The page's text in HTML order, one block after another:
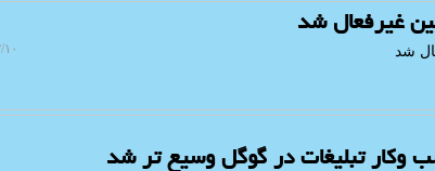
غیرفعال شد
شد
وکار تبلیغات در گوگل وسیع تر شد